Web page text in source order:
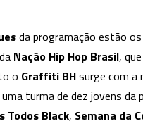
da programação estão
Nação Hip Hop Brasil,
o Graffiti BHsurge com a
turma de dez jovens
Todos Black, Semana da